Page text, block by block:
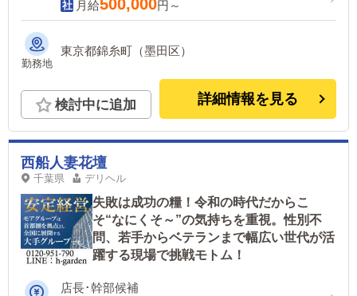
月給500,000円～
勤務地
東京都錦糸町（墨田区）
検討中に追加 詳細情報を見る
西船人妻花壇
千葉県 デリヘル
失敗は成功の糧！令和の時代だからこ
そ“なにくそ～”の気持ちを重視。性別不
問、若手からベテランまで幅広い世代が活
躍する現場で挑戦モトム！
店長･幹部候補